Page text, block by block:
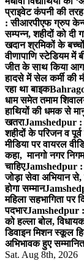
प्राइवेट कंपनी की
: सीआरपीएफ ग्रुप
सम्पन्न, शहीदों को दी
खदान श्रमिकों के
वीणापाणि स्टेडियम
जीत के साथ किया
हादसे में सेल कर्मी की
रहा था बाइक
धाम समेत तमाम
हाथियों की धमक से
खतराJamshedpur :
शहीदों के परिजन व
मीडिया पर वायरल
कहा, मानगो नगर
चाहिएJamshedpur :
जोड़ा सेवा अभियान से,
होगा सम्मान
महिला सहभागिता पर
पदभारJamshedpur :
को हल्ला बोल,
डिवाइन मिशन स्कूल
अभिभावक हुए सम्मानित
Sat. Aug 8th, 2026